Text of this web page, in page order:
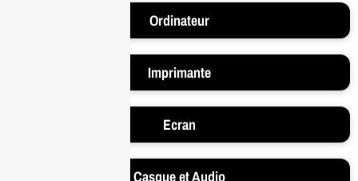
Ordinateur
Imprimante
Ecran
Casque et Audio